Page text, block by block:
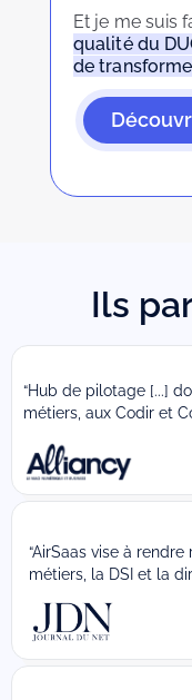
Et je me suis
qualité du
de
Ils
“Hub de pilotage [...]
métiers, aux Codir et
“AirSaas vise à
métiers, la DSI et la